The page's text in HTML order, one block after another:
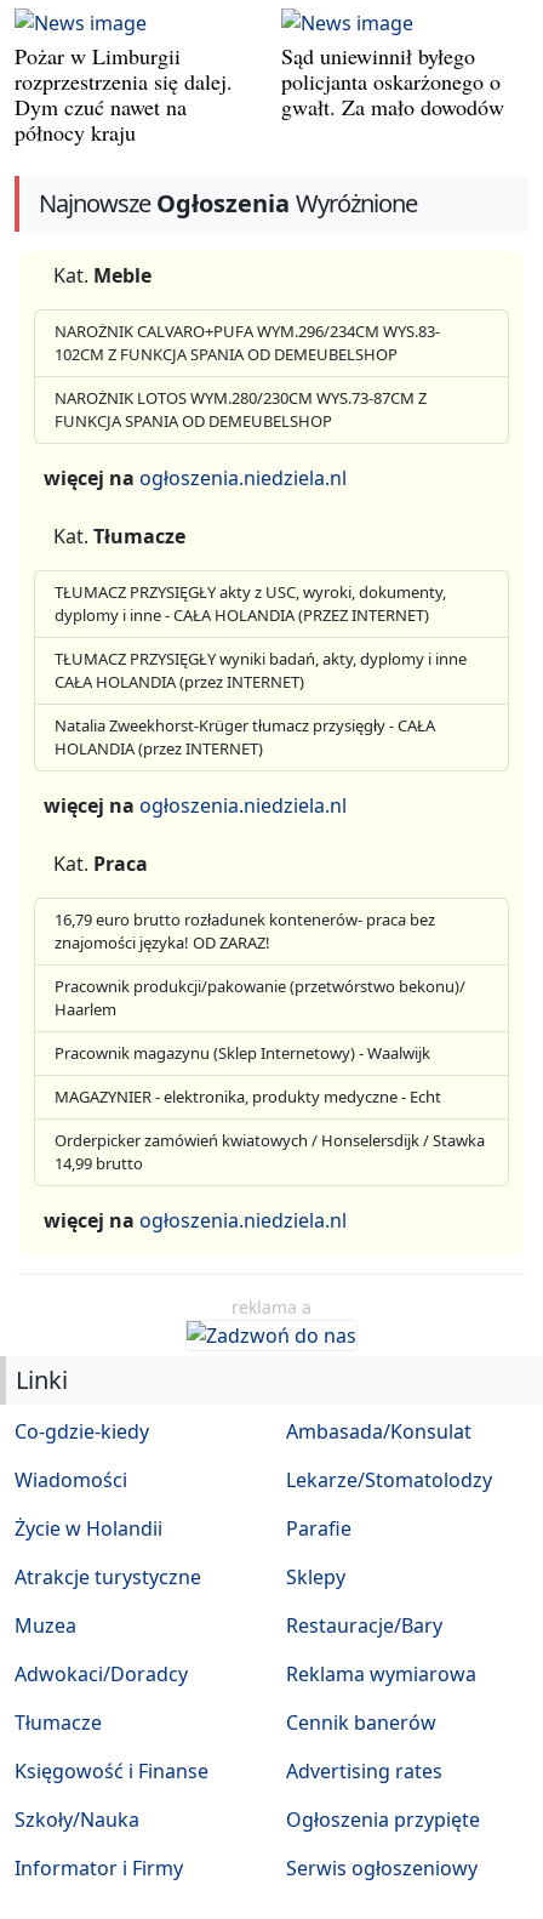
Pożar w Limburgii
rozprzestrzenia się dalej.
Dym czuć nawet na
północy kraju
Sąd uniewinnił byłego
policjanta oskarżonego o
gwałt. Za mało dowodów
NajnowszeOgłoszenia Wyróżnione
Kat. Meble
NAROŻNIK CALVARO+PUFA WYM.296/234CM WYS.83-
102CM Z FUNKCJA SPANIA OD DEMEUBELSHOP
NAROŻNIK LOTOS WYM.280/230CM WYS.73-87CM Z
FUNKCJA SPANIA OD DEMEUBELSHOP
więcej na ogłoszenia.niedziela.nl
Kat. Tłumacze
TŁUMACZ PRZYSIĘGŁY akty z USC, wyroki, dokumenty,
dyplomy i inne - CAŁA HOLANDIA (PRZEZ INTERNET)
TŁUMACZ PRZYSIĘGŁY wyniki badań, akty, dyplomy i inne
CAŁA HOLANDIA (przez INTERNET)
Natalia Zweekhorst-Krüger tłumacz przysięgły - CAŁA
HOLANDIA (przez INTERNET)
więcej na ogłoszenia.niedziela.nl
Kat. Praca
16,79 euro brutto rozładunek kontenerów- praca bez
znajomości języka! OD ZARAZ!
Pracownik produkcji/pakowanie (przetwórstwo bekonu)/
Haarlem
Pracownik magazynu (Sklep Internetowy) - Waalwijk
MAGAZYNIER - elektronika, produkty medyczne - Echt
Orderpicker zamówień kwiatowych / Honselersdijk / Stawka
14,99 brutto
więcej na ogłoszenia.niedziela.nl
reklama a
Linki
Co-gdzie-kiedy
Wiadomości
Życie w Holandii
Atrakcje turystyczne
Muzea
Ambasada/Konsulat
Lekarze/Stomatolodzy
Parafie
Sklepy
Restauracje/Bary
Adwokaci/Doradcy
Tłumacze
Księgowość i Finanse
Szkoły/Nauka
Informator i Firmy
Reklama wymiarowa
Cennik banerów
Advertising rates
Ogłoszenia przypięte
Serwis ogłoszeniowy